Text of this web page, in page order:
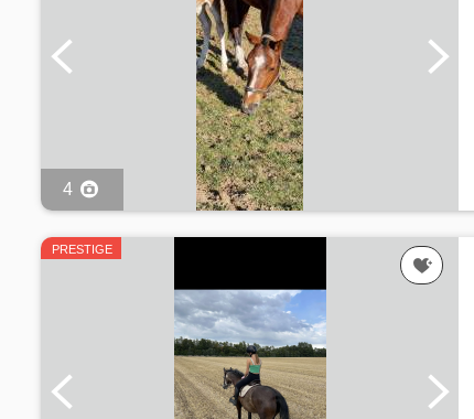
4
PRESTIGE